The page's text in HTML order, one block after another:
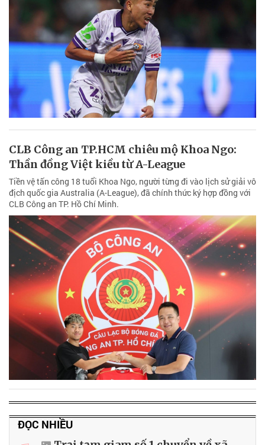
CLB Công an TP.HCM chiêu mộ Khoa Ngo:
Thần đồng Việt kiều từ A-League
Tiền vệ tấn công 18 tuổi Khoa Ngo, người từng đi vào lịch sử giải vô
địch quốc gia Australia (A-League), đã chính thức ký hợp đồng với
CLB Công an TP. Hồ Chí Minh.
ĐỌC NHIỀU